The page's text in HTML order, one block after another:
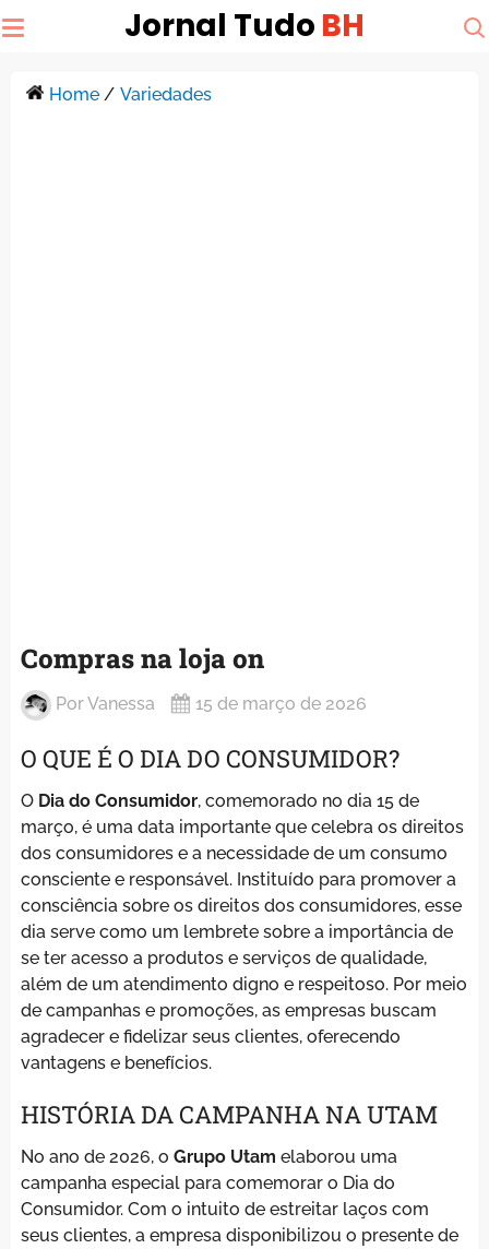
Jornal Tudo BH
Home/ Variedades
Compras na loja on
PorVanessa 15 de março de 2026
O QUE É O DIA DO CONSUMIDOR?
O Dia do Consumidor, comemorado no dia 15 de
março, é uma data importante que celebra os direitos
dos consumidores e a necessidade de um consumo
consciente e responsável. Instituído para promover a
consciência sobre os direitos dos consumidores, esse
dia serve como um lembrete sobre a importância de
se ter acesso a produtos e serviços de qualidade,
além de um atendimento digno e respeitoso. Por meio
de campanhas e promoções, as empresas buscam
agradecer e fidelizar seus clientes, oferecendo
vantagens e benefícios.
HISTÓRIA DA CAMPANHA NA UTAM
No ano de 2026, o Grupo Utam elaborou uma
campanha especial para comemorar o Dia do
Consumidor. Com o intuito de estreitar laços com
seus clientes, a empresa disponibilizou o presente de